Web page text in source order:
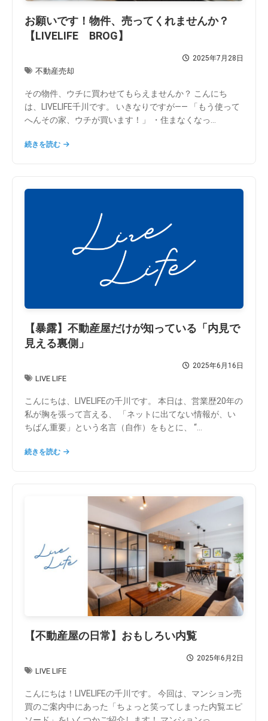
お願いです！物件、売ってくれませんか？
【LIVELIFE BROG】
2025年7月28日
不動産売却
その物件、ウチに買わせてもらえませんか？ こんにち
は、LIVELIFE千川です。 いきなりですが―― 「もう使って
へんその家、ウチが買います！」 ・住まなくなっ...
続きを読む
【暴露】不動産屋だけが知っている「内見で
見える裏側」
2025年6月16日
LIVE LIFE
こんにちは、LIVELIFEの千川です。 本日は、営業歴20年の
私が胸を張って言える、 「ネットに出てない情報が、い
ちばん重要」という名言（自作）をもとに、 “...
続きを読む
【不動産屋の日常】おもしろい内覧
2025年6月2日
LIVE LIFE
こんにちは！LIVELIFEの千川です。 今回は、マンション売
買のご案内中にあった「ちょっと笑ってしまった内覧エピ